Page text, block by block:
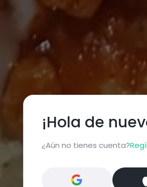
¡Hola de
¿Aún no tienes cuenta?